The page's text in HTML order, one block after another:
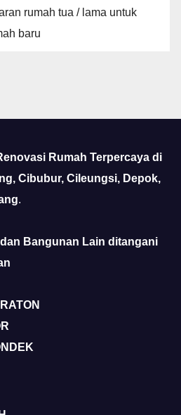
rumah tua / lama untuk
baru
Rumah Terpercaya di
Cibubur, Cileungsi, Depok,
.
Bangunan Lain ditangani